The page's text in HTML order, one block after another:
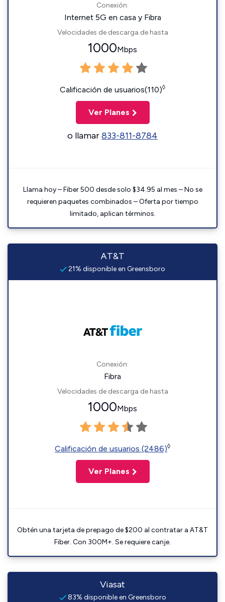
Conexión:
Internet 5G en casa y Fibra
Velocidades de descarga de hasta
1000Mbps
Calificación de usuarios(110)◊
Ver Planes
o llamar833-811-8784
Llama hoy – Fiber 500 desde solo $34.95 al mes – No se
requieren paquetes combinados – Oferta por tiempo
limitado, aplican términos.
AT&T
21% disponible en Greensboro
Conexión:
Fibra
Velocidades de descarga de hasta
1000Mbps
Calificación de usuarios (2486)◊
Ver Planes
Obtén una tarjeta de prepago de $200 al contratar a AT&T
Fiber. Con 300M+. Se requiere canje.
Viasat
83% disponible en Greensboro